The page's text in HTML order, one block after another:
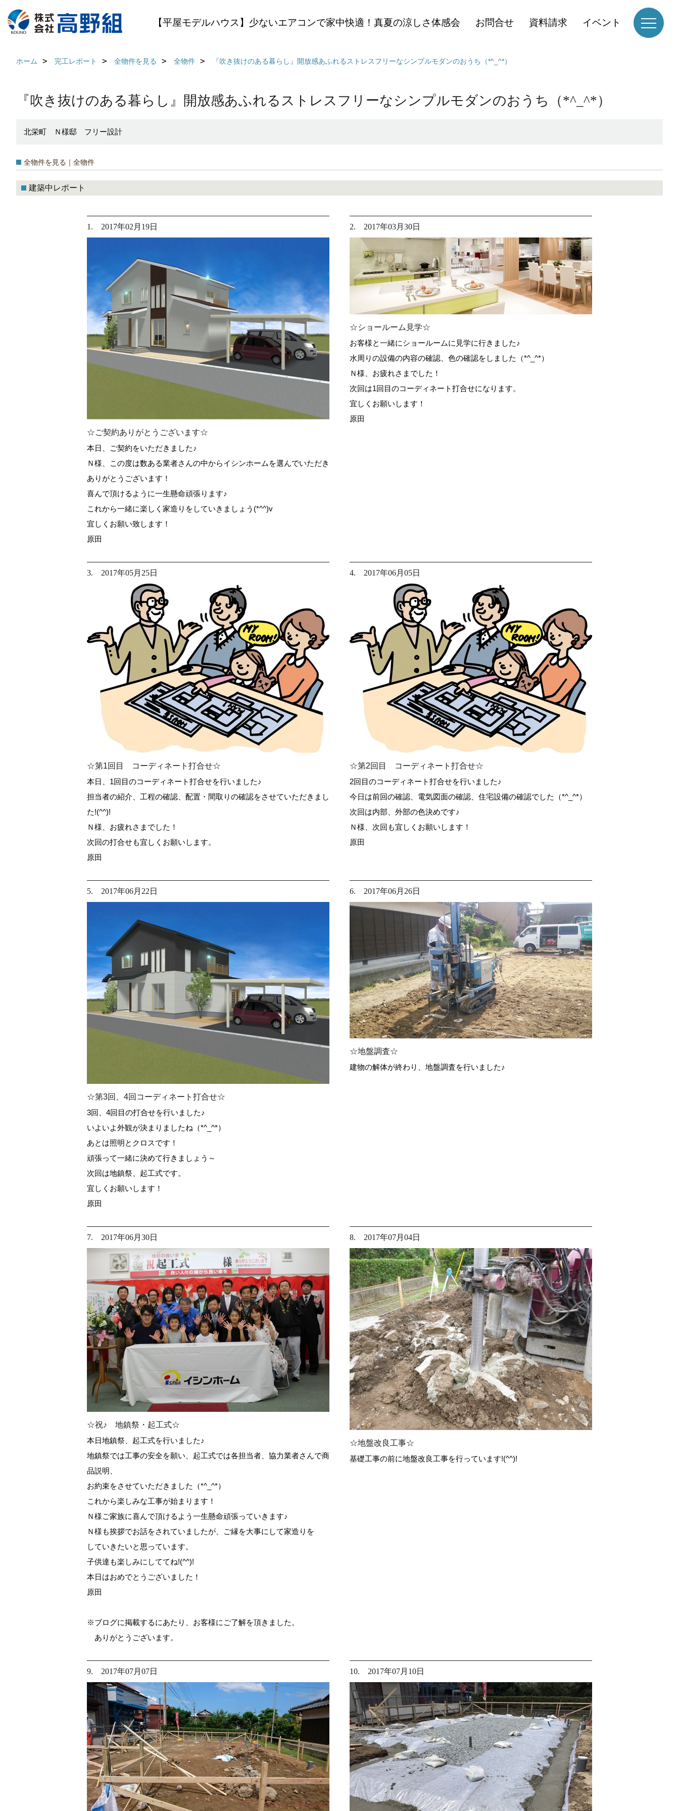
【平屋モデルハウス】少ないエアコンで家中快適！真夏の涼しさ体感会 お問合せ 資料請求 イベント
ホーム 完工レポート 全物件を見る 全物件 『吹き抜けのある暮らし』開放感あふれるストレスフリーなシンプルモダンのおうち（*^_^*）
『吹き抜けのある暮らし』開放感あふれるストレスフリーなシンプルモダンのおうち（*^_^*）
北栄町 Ｎ様邸 フリー設計
全物件を見る｜全物件
建築中レポート
1. 2017年02月19日
☆ご契約ありがとうございます☆
本日、ご契約をいただきました♪
Ｎ様、この度は数ある業者さんの中からイシンホームを選んでいただき
ありがとうございます！
喜んで頂けるように一生懸命頑張ります♪
これから一緒に楽しく家造りをしていきましょう(*^^)v
宜しくお願い致します！
原田
2. 2017年03月30日
☆ショールーム見学☆
お客様と一緒にショールームに見学に行きました♪
水周りの設備の内容の確認、色の確認をしました（*^_^*）
Ｎ様、お疲れさまでした！
次回は1回目のコーディネート打合せになります。
宜しくお願いします！
原田
3. 2017年05月25日
☆第1回目 コーディネート打合せ☆
本日、1回目のコーディネート打合せを行いました♪
担当者の紹介、工程の確認、配置・間取りの確認をさせていただきまし
た!(^^)!
Ｎ様、お疲れさまでした！
次回の打合せも宜しくお願いします。
原田
4. 2017年06月05日
☆第2回目 コーディネート打合せ☆
2回目のコーディネート打合せを行いました♪
今日は前回の確認、電気図面の確認、住宅設備の確認でした（*^_^*）
次回は内部、外部の色決めです♪
Ｎ様、次回も宜しくお願いします！
原田
5. 2017年06月22日
☆第3回、4回コーディネート打合せ☆
3回、4回目の打合せを行いました♪
いよいよ外観が決まりましたね（*^_^*）
あとは照明とクロスです！
頑張って一緒に決めて行きましょう～
次回は地鎮祭、起工式です。
宜しくお願いします！
原田
6. 2017年06月26日
☆地盤調査☆
建物の解体が終わり、地盤調査を行いました♪
7. 2017年06月30日
☆祝♪ 地鎮祭・起工式☆
本日地鎮祭、起工式を行いました♪
地鎮祭では工事の安全を願い、起工式では各担当者、協力業者さんで商
品説明、
お約束をさせていただきました（*^_^*）
これから楽しみな工事が始まります！
Ｎ様ご家族に喜んで頂けるよう一生懸命頑張っていきます♪
Ｎ様も挨拶でお話をされていましたが、ご縁を大事にして家造りを
していきたいと思っています。
子供達も楽しみにしててね!(^^)!
本日はおめでとうございました！
原田
※ブログに掲載するにあたり、お客様にご了解を頂きました。
ありがとうございます。
8. 2017年07月04日
☆地盤改良工事☆
基礎工事の前に地盤改良工事を行っています!(^^)!
9. 2017年07月07日 10. 2017年07月10日